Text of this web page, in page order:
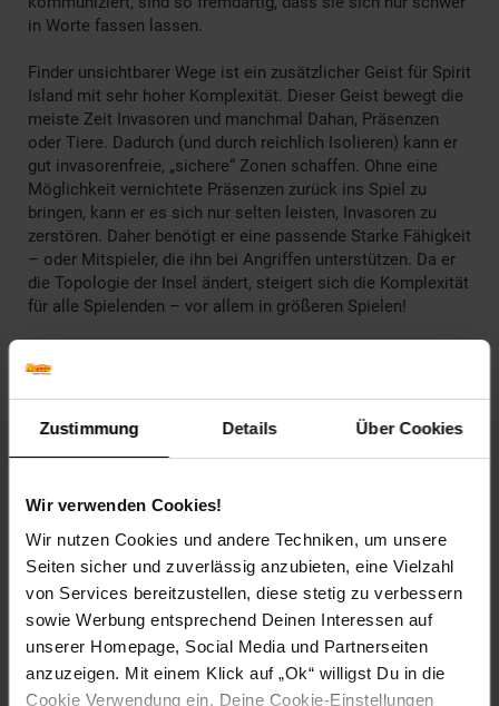
Zustimmung Details Über Cookies
Wir verwenden Cookies!
Wir nutzen Cookies und andere Techniken, um unsere
Seiten sicher und zuverlässig anzubieten, eine Vielzahl
von Services bereitzustellen, diese stetig zu verbessern
sowie Werbung entsprechend Deinen Interessen auf
unserer Homepage, Social Media und Partnerseiten
anzuzeigen. Mit einem Klick auf „Ok“ willigst Du in die
Cookie Verwendung ein. Deine Cookie-Einstellungen
in Worte fassen lassen.
Finder unsichtbarer Wege ist ein zusätzlicher Geist für Spirit
Island mit sehr hoher Komplexität. Dieser Geist bewegt die
meiste Zeit Invasoren und manchmal Dahan, Präsenzen
oder Tiere. Dadurch (und durch reichlich Isolieren) kann er
gut invasorenfreie, „sichere“ Zonen schaffen. Ohne eine
Möglichkeit vernichtete Präsenzen zurück ins Spiel zu
bringen, kann er es sich nur selten leisten, Invasoren zu
zerstören. Daher benötigt er eine passende Starke Fähigkeit
– oder Mitspieler, die ihn bei Angriffen unterstützen. Da er
die Topologie der Insel ändert, steigert sich die Komplexität
für alle Spielenden – vor allem in größeren Spielen!
Autor:
Sprache/Untertitel:deutsch
Enthält verschluckbare Kleinteile. Erstickungsgefahr!
Alter Erwachsene
EAN: 4250231730610
Artikel gehört zur Kategorie:Gesellschaftsspiele